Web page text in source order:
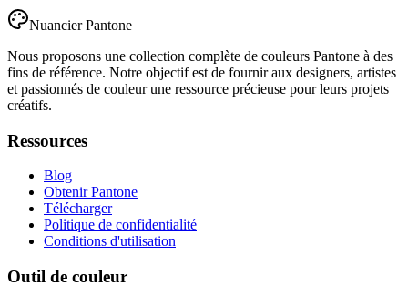
Nuancier Pantone
Nous proposons une collection complète de couleurs Pantone à des
fins de référence. Notre objectif est de fournir aux designers, artistes
et passionnés de couleur une ressource précieuse pour leurs projets
créatifs.
Ressources
Blog
Obtenir Pantone
Télécharger
Politique de confidentialité
Conditions d'utilisation
Outil de couleur